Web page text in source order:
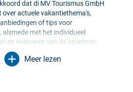
dat di MV Tourismus GmbH
over actuele vakantiethema's,
of tips voor
alsmede met het individueel
en evalueren van de openings-
in ontvangerprofielen ten
vormgeving van toekomstige
Meer lezen